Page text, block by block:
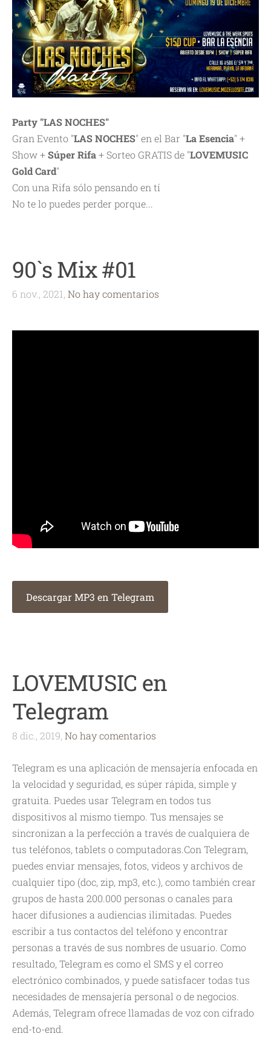
Party "LAS NOCHES"
Gran Evento "LAS NOCHES" en el Bar "La Esencia" +
Show +Súper Rifa+ Sorteo GRATIS de "LOVEMUSIC
Gold Card"
Con una Rifa sólo pensando en tí
No te lo puedes perder porque...
90`s Mix #01
6 nov., 2021, No hay comentarios
Descargar MP3 en Telegram
LOVEMUSIC en
Telegram
8 dic., 2019, No hay comentarios
Telegram es una aplicación de mensajería enfocada en
la velocidad y seguridad, es súper rápida, simple y
gratuita. Puedes usar Telegram en todos tus
dispositivos al mismo tiempo. Tus mensajes se
sincronizan a la perfección a través de cualquiera de
tus teléfonos, tablets o computadoras.Con Telegram,
puedes enviar mensajes, fotos, videos y archivos de
cualquier tipo (doc, zip, mp3, etc.), como también crear
grupos de hasta 200.000 personas o canales para
hacer difusiones a audiencias ilimitadas. Puedes
escribir a tus contactos del teléfono y encontrar
personas a través de sus nombres de usuario. Como
resultado, Telegram es como el SMS y el correo
electrónico combinados, y puede satisfacer todas tus
necesidades de mensajería personal o de negocios.
Además, Telegram ofrece llamadas de voz con cifrado
end-to-end.